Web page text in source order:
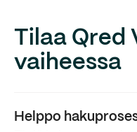
Tilaa Qred
vaiheessa
Helppo